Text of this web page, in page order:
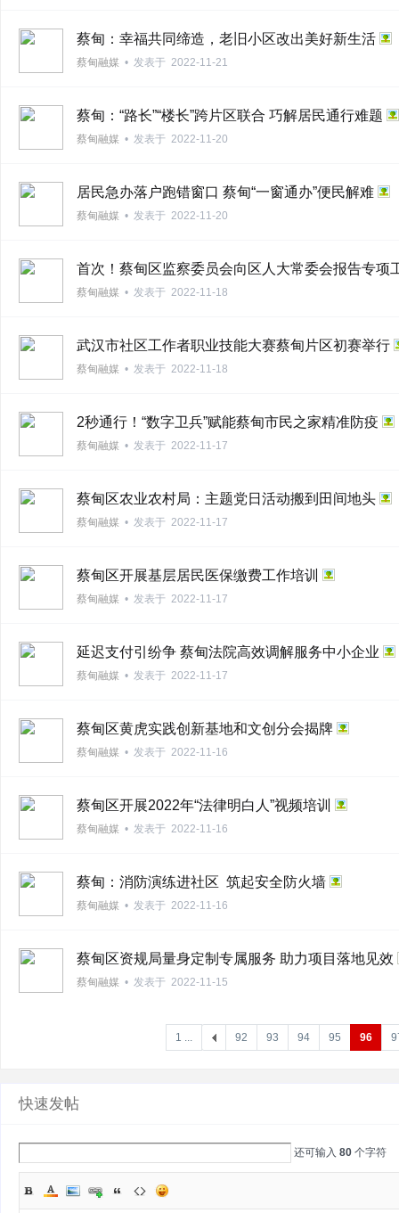
蔡甸：幸福共同缔造，老旧小区改出美好新生活
蔡甸融媒 • 发表于 2022-11-21
蔡甸：“路长”“楼长”跨片区联合 巧解居民通行难题
蔡甸融媒 • 发表于 2022-11-20
居民急办落户跑错窗口 蔡甸“一窗通办”便民解难
蔡甸融媒 • 发表于 2022-11-20
首次！蔡甸区监察委员会向区人大常委会报告专项
蔡甸融媒 • 发表于 2022-11-18
武汉市社区工作者职业技能大赛蔡甸片区初赛举行
蔡甸融媒 • 发表于 2022-11-18
2秒通行！“数字卫兵”赋能蔡甸市民之家精准防疫
蔡甸融媒 • 发表于 2022-11-17
蔡甸区农业农村局：主题党日活动搬到田间地头
蔡甸融媒 • 发表于 2022-11-17
蔡甸区开展基层居民医保缴费工作培训
蔡甸融媒 • 发表于 2022-11-17
延迟支付引纷争 蔡甸法院高效调解服务中小企业
蔡甸融媒 • 发表于 2022-11-17
蔡甸区黄虎实践创新基地和文创分会揭牌
蔡甸融媒 • 发表于 2022-11-16
蔡甸区开展2022年“法律明白人”视频培训
蔡甸融媒 • 发表于 2022-11-16
蔡甸：消防演练进社区 筑起安全防火墙
蔡甸融媒 • 发表于 2022-11-16
蔡甸区资规局量身定制专属服务 助力项目落地见效
蔡甸融媒 • 发表于 2022-11-15
1 ... 92 93 94 95 96
快速发帖
还可输入 80 个字符